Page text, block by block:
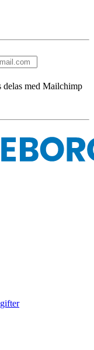
delas med Mailchimp